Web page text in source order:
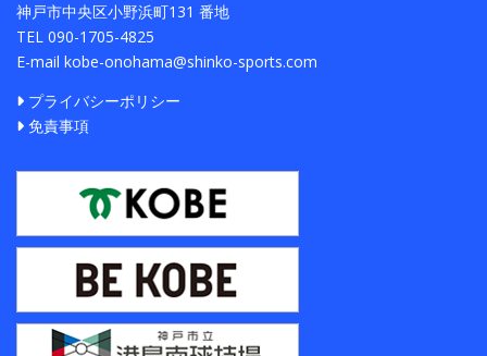
神戸市中央区小野浜町131 番地
TEL 090-1705-4825
E-mail kobe-onohama@shinko-sports.com
プライバシーポリシー
免責事項